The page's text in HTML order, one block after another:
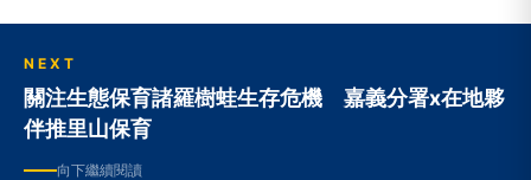
NEXT
關注生態保育諸羅樹蛙生存危機 嘉義分署x在地夥
伴推里山保育
向下繼續閱讀